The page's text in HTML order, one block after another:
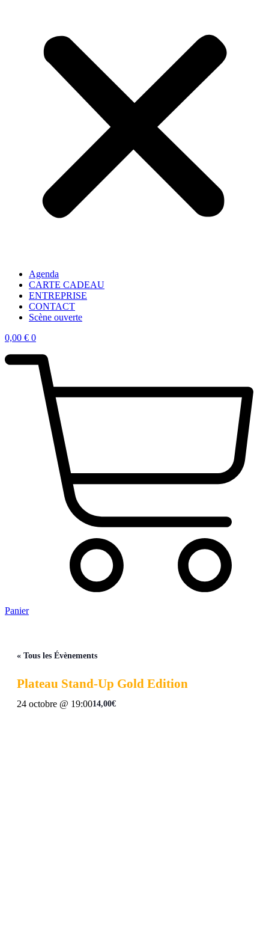
Agenda
CARTE CADEAU
ENTREPRISE
CONTACT
Scène ouverte
0,00 € 0
Panier
« Tous les Évènements
Plateau Stand-Up Gold Edition
24 octobre @ 19:0014,00€